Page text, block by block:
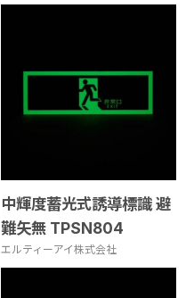
中輝度蓄光式誘導標識 避
難矢無 TPSN804
エルティーアイ株式会社